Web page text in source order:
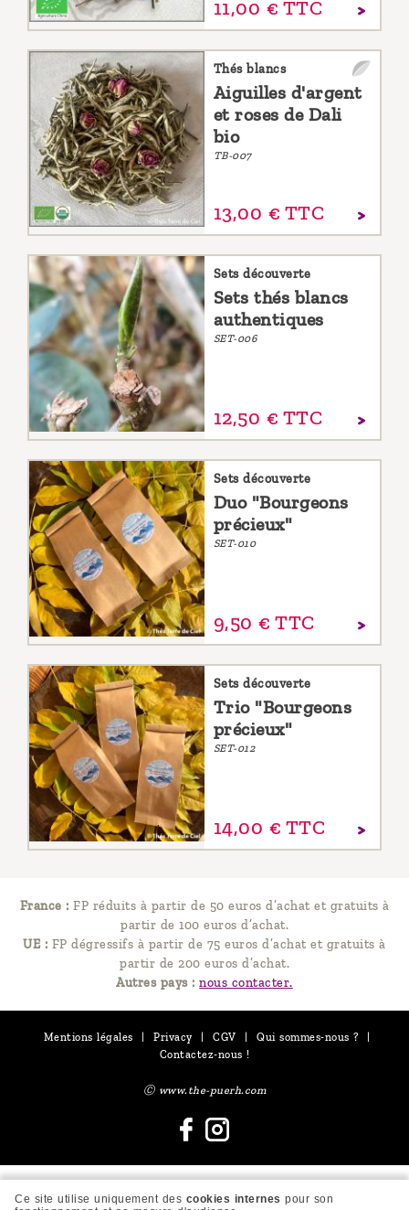
11,00 € TTC
Thés blancs
Aiguilles d'argent
et roses de Dali
bio
TB-007
13,00 € TTC
Sets découverte
Sets thés blancs
authentiques
SET-006
12,50 € TTC
Sets découverte
Duo "Bourgeons
précieux"
SET-010
9,50 € TTC
Sets découverte
Trio "Bourgeons
précieux"
SET-012
14,00 € TTC
France : FP réduits à partir de 50 euros d’achat et gratuits à
partir de 100 euros d’achat.
UE : FP dégressifs à partir de 75 euros d’achat et gratuits à
partir de 200 euros d’achat.
Autres pays : nous contacter.
Mentions légales Privacy CGV Qui sommes-nous ?
Contactez-nous !
Ⓒ www.the-puerh.com
Ce site utilise uniquement des cookies internes pour son